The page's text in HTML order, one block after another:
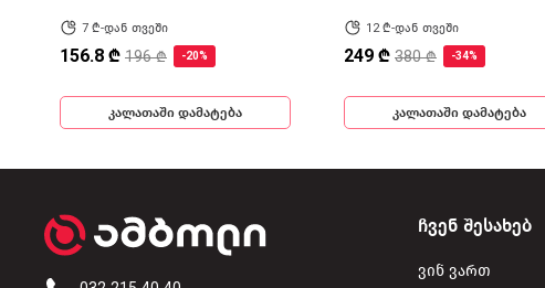
7 ₾-დან თვეში
156.8 ₾ 196 ₾ -20%
კალათაში დამატება
12 ₾-დან თვეში
249 ₾ 380 ₾ -34%
კალათაში დამატება
ჩვენ შესახებ
ვინ ვართ